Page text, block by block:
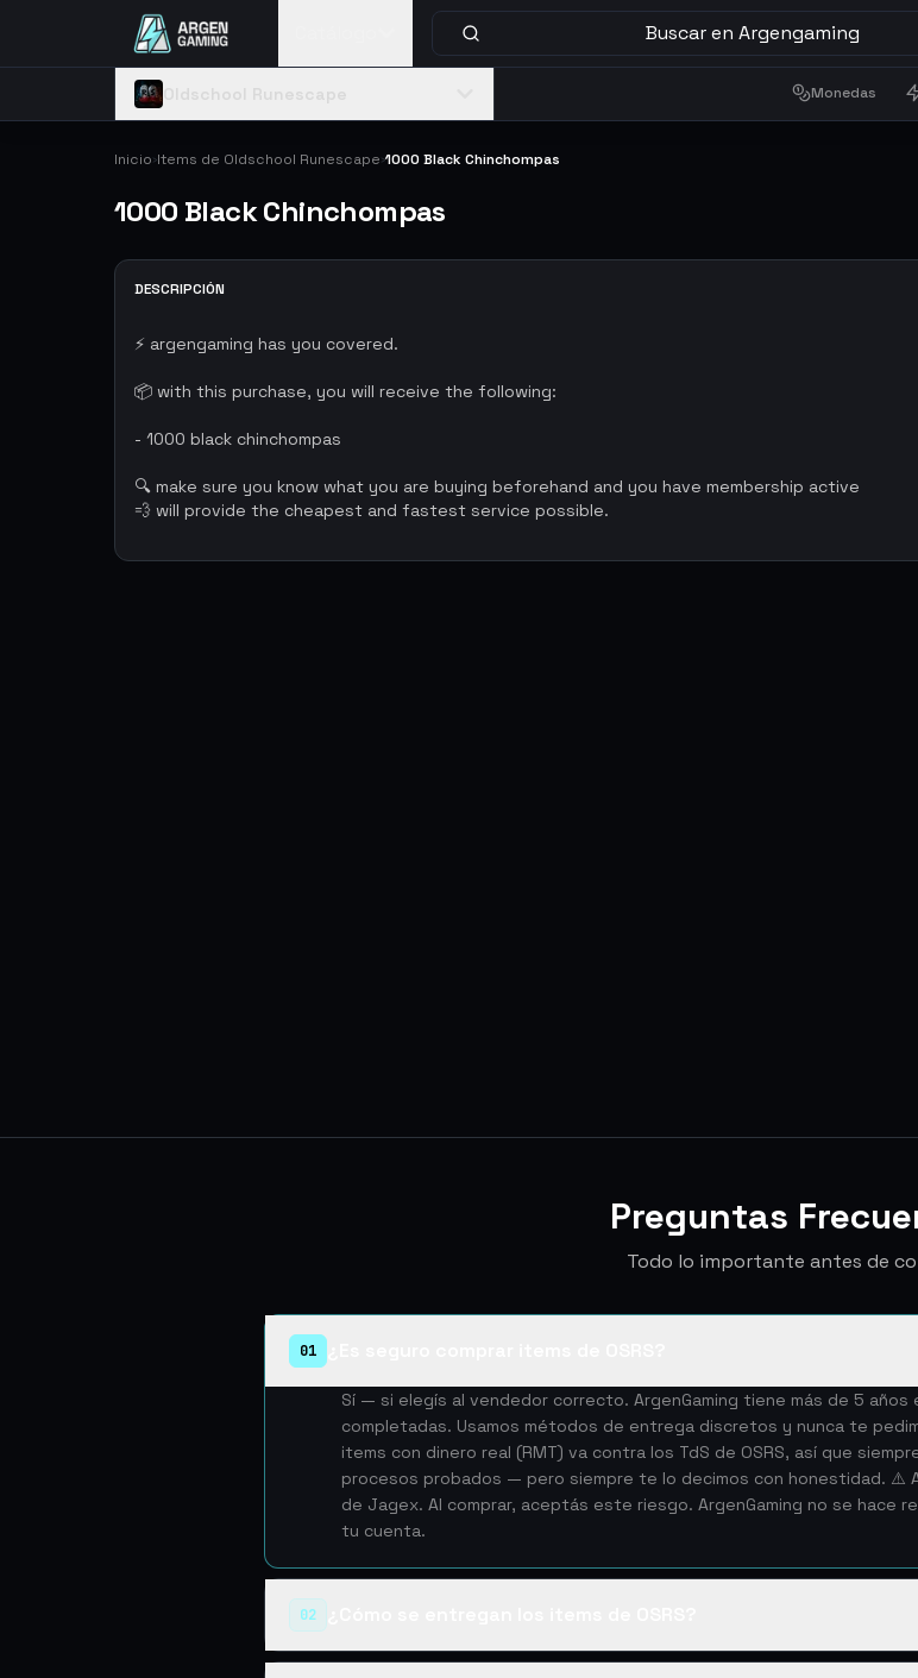
Buscar en Argengaming
Monedas
Inicio›Items de Oldschool Runescape›1000 Black Chinchompas
1000 Black Chinchompas
DESCRIPCIÓN
⚡ argengaming has you covered.
📦 with this purchase, you will receive the following:
- 1000 black chinchompas
🔍 make sure you know what you are buying beforehand and you have membership active
💨 will provide the cheapest and fastest service possible.
Preguntas
Todo lo importante antes de
01
Sí — si elegís al vendedor correcto. ArgenGaming tiene más de 5 años
completadas. Usamos métodos de entrega discretos y nunca te
items con dinero real (RMT) va contra los TdS de OSRS, así que
procesos probados — pero siempre te lo decimos con honestidad. ⚠️
de Jagex. Al comprar, aceptás este riesgo. ArgenGaming no se hace
tu cuenta.
02